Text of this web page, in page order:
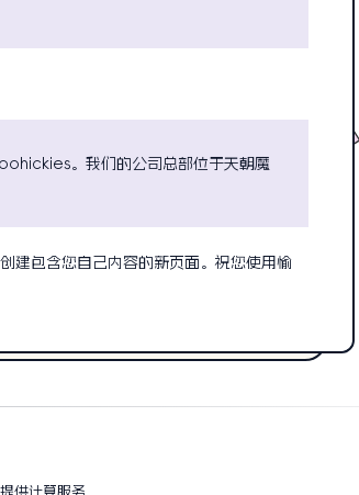
。我们的公司总部位于天朝魔
建包含您自己内容的新页面。祝您使用愉
供计算服务